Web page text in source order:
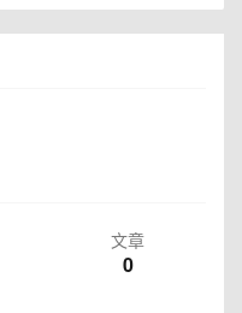
文章
0